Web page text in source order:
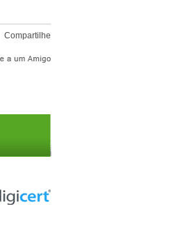
Compartilhe